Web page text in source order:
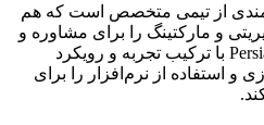
از تیمی متخصص است که هم
و مارکتینگ را برای مشاوره و
پشتیبانی ارائه دهد. تیم PersianCRM با ترکیب تجربه و رویکرد
و استفاده از نرم‌افزار را برای